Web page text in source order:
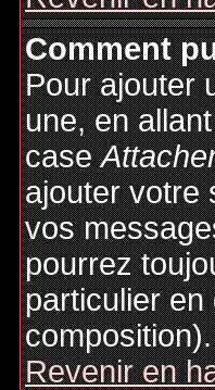
Comment
Pour ajouter
une, en
case
ajouter votre
vos
pourrez
particulier en
composition).
Revenir en